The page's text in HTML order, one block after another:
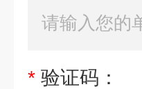
* 验证码：